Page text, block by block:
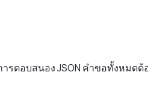
ารตอบสนอง JSON คำขอทั้งหม